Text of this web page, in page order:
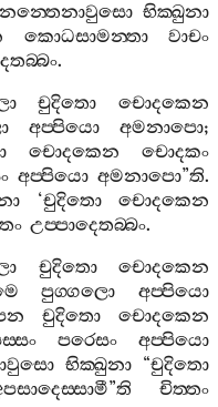
භික‍්ඛුනා
කොධසාමන‍්තා
වාචං
.
චුදිතො
චොදකෙන
අප‍්පියො අමනාපො;
චොදකෙන
චොදකං
අප‍්පියො අමනාපො”ති.
‘චුදිතො
චොදකෙන
උප‍්පාදෙතබ‍්බං.
චුදිතො
චොදකෙන
පුග‍්ගලො
අප‍්පියො
චුදිතො
චොදකෙන
පරෙසං
අප‍්පියො
භික‍්ඛුනා“චුදිතො
”ති
චිත‍්තං